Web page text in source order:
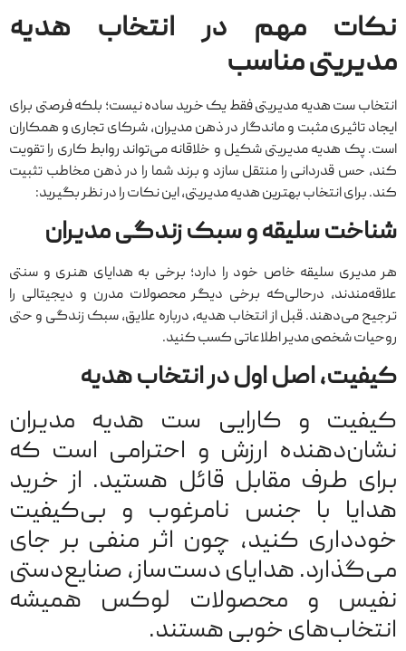
نکات مهم در انتخاب هدیه
مدیریتی مناسب
انتخاب ست هدیه مدیریتی فقط یک خرید ساده نیست؛ بلکه فرصتی برای
ایجاد تاثیری مثبت و ماندگار در ذهن مدیران، شرکای تجاری و همکاران
است. پک هدیه‌ مدیریتی شکیل و خلاقانه می‌تواند روابط کاری را تقویت
کند، حس قدردانی را منتقل سازد و برند شما را در ذهن مخاطب تثبیت
کند. برای انتخاب بهترین هدیه مدیریتی، این نکات را در نظر بگیرید:
شناخت سلیقه و سبک زندگی مدیران
هر مدیری سلیقه‌ خاص خود را دارد؛ برخی به هدایای هنری و سنتی
علاقه‌مندند، درحالی‌که برخی دیگر محصولات مدرن و دیجیتالی را
ترجیح می‌دهند. قبل از انتخاب هدیه، درباره علایق، سبک زندگی و حتی
روحیات شخصی مدیر اطلاعاتی کسب کنید.
کیفیت، اصل اول در انتخاب هدیه
کیفیت و کارایی ست هدیه مدیران
نشان‌دهنده‌ ارزش و احترامی است که
برای طرف مقابل قائل هستید. از خرید
هدایا با جنس نامرغوب و بی‌کیفیت
خودداری کنید، چون اثر منفی بر جای
می‌گذارد. هدایای دست‌ساز، صنایع‌دستی
نفیس و محصولات لوکس همیشه
انتخاب‌های خوبی هستند.